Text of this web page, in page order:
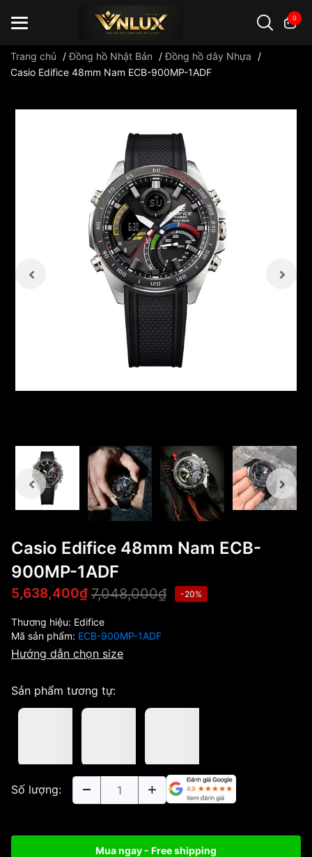
0
Trang chủ /Đồng hồ Nhật Bản /Đồng hồ dây Nhựa
/
Casio Edifice 48mm Nam ECB-900MP-1ADF
Casio Edifice 48mm Nam ECB-
900MP-1ADF
5,638,400₫ 7,048,000₫ -20%
Thương hiệu: Edifice
Mã sản phẩm: ECB-900MP-1ADF
Hướng dẫn chọn size
Sản phẩm tương tự:
Số lượng:
Mua ngay - Free shipping